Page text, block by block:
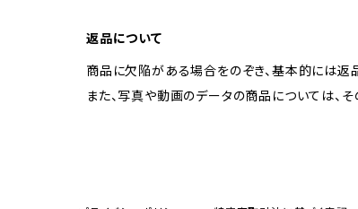
返品について
商品に欠陥がある場合をのぞき、基本的には返
また、写真や動画のデータの商品については、